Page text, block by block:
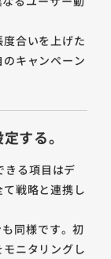
合いを上げた
キャンペーン
する。
る項目はデ
戦略と連携し
同様です。初
ニタリングし